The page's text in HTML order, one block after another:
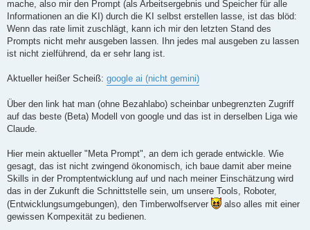
mache, also mir den Prompt (als Arbeitsergebnis und Speicher für alle
Informationen an die KI) durch die KI selbst erstellen lasse, ist das blöd:
Wenn das rate limit zuschlägt, kann ich mir den letzten Stand des
Prompts nicht mehr ausgeben lassen. Ihn jedes mal ausgeben zu lassen
ist nicht zielführend, da er sehr lang ist.
Aktueller heißer Scheiß: google ai (nicht gemini)
Über den link hat man (ohne Bezahlabo) scheinbar unbegrenzten Zugriff
auf das beste (Beta) Modell von google und das ist in derselben Liga wie
Claude.
Hier mein aktueller "Meta Prompt", an dem ich gerade entwickle. Wie
gesagt, das ist nicht zwingend ökonomisch, ich baue damit aber meine
Skills in der Promptentwicklung auf und nach meiner Einschätzung wird
das in der Zukunft die Schnittstelle sein, um unsere Tools, Roboter,
(Entwicklungsumgebungen), den Timberwolfserver
also alles mit einer
gewissen Kompexität zu bedienen.